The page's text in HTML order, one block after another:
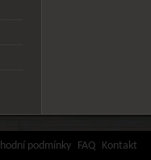
podmínky FAQ Kontakt